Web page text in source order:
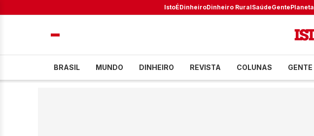
IstoÉDinheiroDinheiro RuralSaúdeGentePlaneta
BRASIL MUNDO DINHEIRO REVISTA COLUNAS GENTE